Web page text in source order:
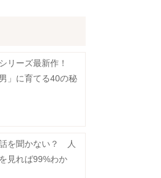
リーズ最新作！
」に育てる40の秘
を聞かない？ 人
見れば99%わか